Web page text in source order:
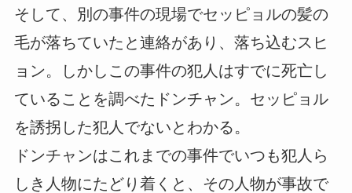
そして、別の事件の現場でセッピョルの髪の
毛が落ちていたと連絡があり、落ち込むスヒ
ョン。しかしこの事件の犯人はすでに死亡し
ていることを調べたドンチャン。セッピョル
を誘拐した犯人でないとわかる。
ドンチャンはこれまでの事件でいつも犯人ら
しき人物にたどり着くと、その人物が事故で